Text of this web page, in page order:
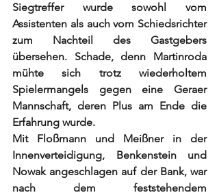
Siegtreffer wurde sowohl vom
Assistenten als auch vom Schiedsrichter
zum Nachteil des Gastgebers
übersehen. Schade, denn Martinroda
mühte sich trotz wiederholtem
Spielermangels gegen eine Geraer
Mannschaft, deren Plus am Ende die
Erfahrung wurde.
Mit Floßmann und Meißner in der
Innenverteidigung, Benkenstein und
Nowak angeschlagen auf der Bank, war
nach dem feststehendem